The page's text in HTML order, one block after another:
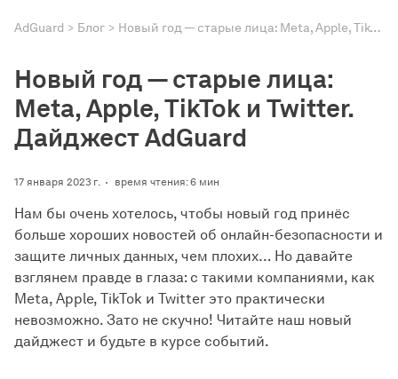
AdGuard Блог Новый год — старые лица: Meta, Apple, TikTok и Twitter. Дайджест AdGuard
Новый год — старые лица:
Meta, Apple, TikTok и Twitter.
Дайджест AdGuard
17 января 2023 г. время чтения: 6 мин
Нам бы очень хотелось, чтобы новый год принёс
больше хороших новостей об онлайн-безопасности и
защите личных данных, чем плохих… Но давайте
взглянем правде в глаза: с такими компаниями, как
Meta, Apple, TikTok и Twitter это практически
невозможно. Зато не скучно! Читайте наш новый
дайджест и будьте в курсе событий.